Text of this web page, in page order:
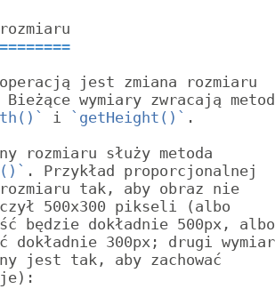
jest zmiana rozmiaru
Bieżące wymiary zwracają
i `getHeight()` .
rozmiaru służy metoda
. Przykład proporcjonalnej
rozmiaru tak, aby obraz nie
500x300 pikseli (albo
będzie dokładnie 500px,
dokładnie 300px; drugi
jest tak, aby zachować